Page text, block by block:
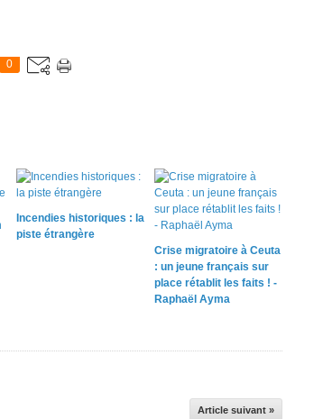
0
Incendies historiques : la
piste étrangère
Crise migratoire à Ceuta
: un jeune français sur
place rétablit les faits ! -
Raphaël Ayma
Article suivant »